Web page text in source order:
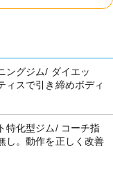
グジム/ ダイエッ
ィスで引き締めボディ
化型ジム/ コーチ指
し。動作を正しく改善